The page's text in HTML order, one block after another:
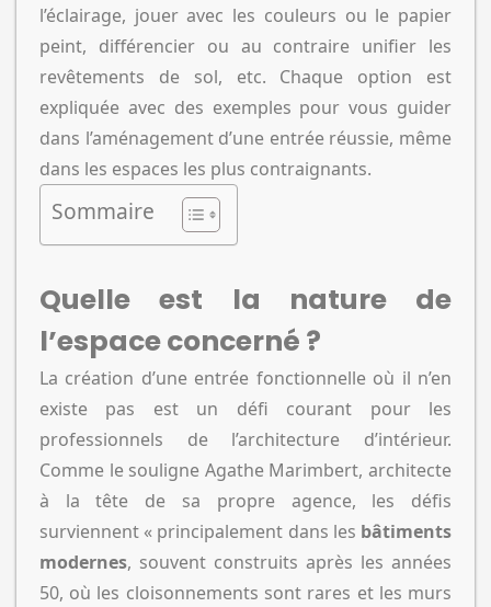
l’éclairage, jouer avec les couleurs ou le papier
peint, différencier ou au contraire unifier les
revêtements de sol, etc. Chaque option est
expliquée avec des exemples pour vous guider
dans l’aménagement d’une entrée réussie, même
dans les espaces les plus contraignants.
Sommaire
Quelle est la nature de
l’espace concerné ?
La création d’une entrée fonctionnelle où il n’en
existe pas est un défi courant pour les
professionnels de l’architecture d’intérieur.
Comme le souligne Agathe Marimbert, architecte
à la tête de sa propre agence, les défis
surviennent « principalement dans les bâtiments
modernes, souvent construits après les années
50, où les cloisonnements sont rares et les murs